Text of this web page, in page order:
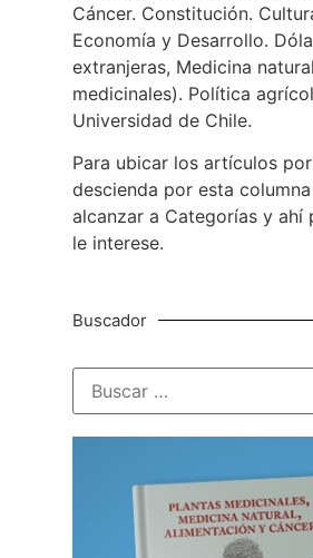
Cáncer. Constitución.
Economía y Desarrollo.
extranjeras, Medicina
medicinales). Política
Universidad de Chile.
Para ubicar los artículos
descienda por esta
alcanzar a Categorías y ahí
le interese.
Buscador